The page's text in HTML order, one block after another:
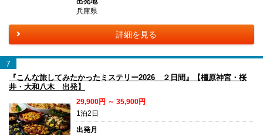
兵庫県
詳細を見る
7
『こんな旅してみたかったミステリー2026 ２日間』【橿原神宮・桜
井・大和八木 出発】
29,900円 ～ 35,900円
1泊2日
出発月